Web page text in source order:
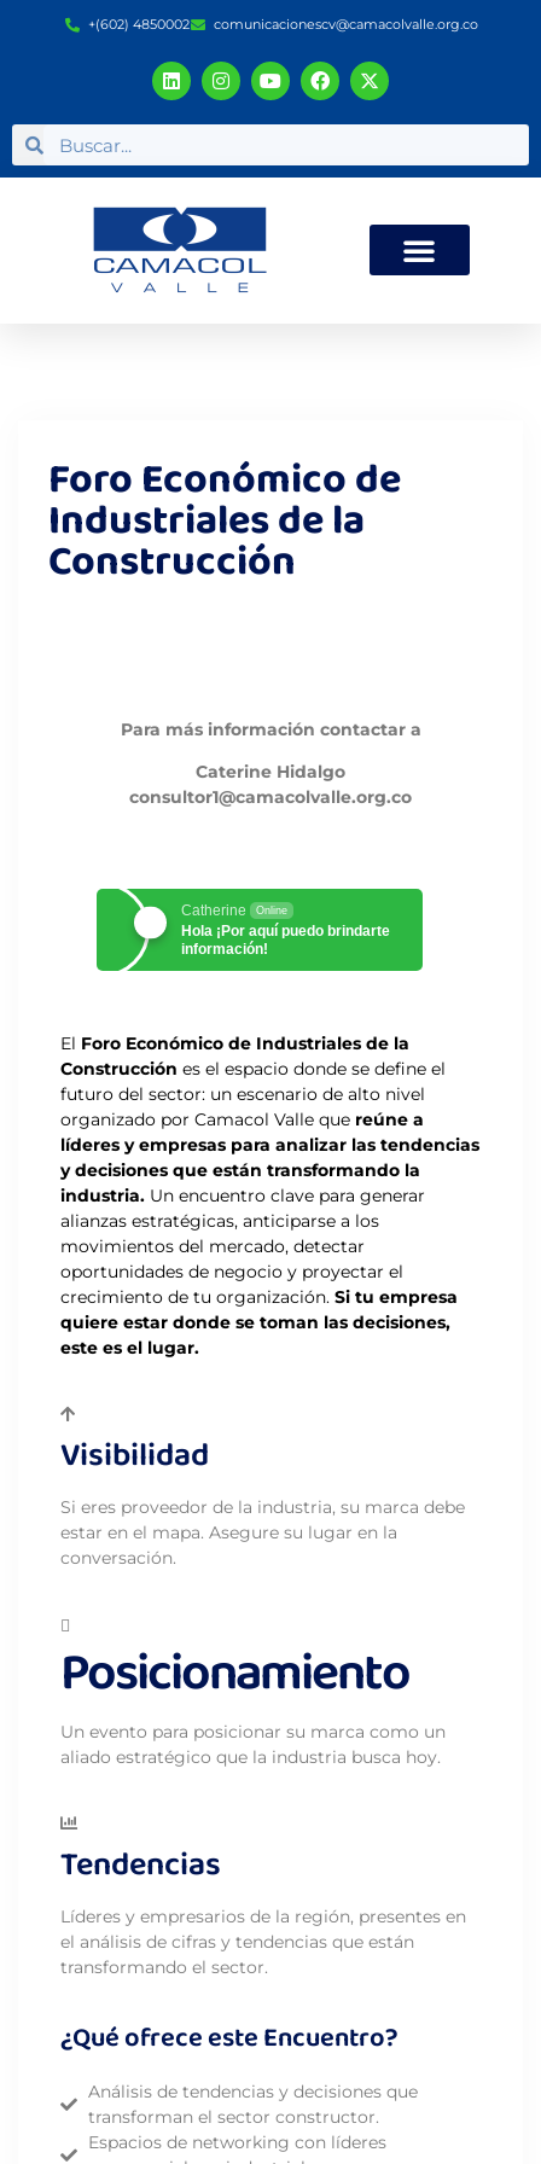
+(602) 4850002 comunicacionescv@camacolvalle.org.co
Foro Económico de
Industriales de la
Construcción
Para más información contactar a
Caterine Hidalgo
consultor1@camacolvalle.org.co
Catherine Online
Hola ¡Por aquí puedo brindarte
información!
El Foro Económico de Industriales de la
Construcción es el espacio donde se define el
futuro del sector: un escenario de alto nivel
organizado por Camacol Valle que reúne a
líderes y empresas para analizar las tendencias
y decisiones que están transformando la
industria. Un encuentro clave para generar
alianzas estratégicas, anticiparse a los
movimientos del mercado, detectar
oportunidades de negocio y proyectar el
crecimiento de tu organización. Si tu empresa
quiere estar donde se toman las decisiones,
este es el lugar.
Visibilidad
Si eres proveedor de la industria, su marca debe
estar en el mapa. Asegure su lugar en la
conversación.
Posicionamiento
Un evento para posicionar su marca como un
aliado estratégico que la industria busca hoy.
Tendencias
Líderes y empresarios de la región, presentes en
el análisis de cifras y tendencias que están
transformando el sector.
¿Qué ofrece este Encuentro?
Análisis de tendencias y decisiones que
transforman el sector constructor.
Espacios de networking con líderes